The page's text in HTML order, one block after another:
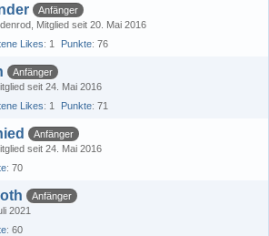
Anfänger
Mitglied seit 20. Mai 2016
Likes 1 Punkte 76
Anfänger
seit 24. Mai 2016
Likes 1 Punkte 71
Anfänger
seit 24. Mai 2016
70
Anfänger
2021
60